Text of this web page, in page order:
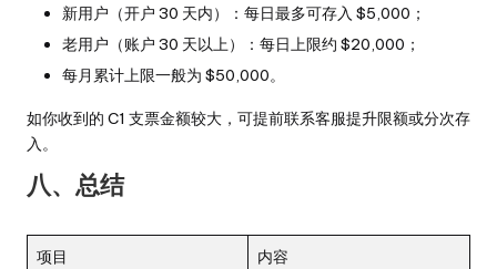
新用户（开户 30 天内）：每日最多可存入 $5,000；
老用户（账户 30 天以上）：每日上限约 $20,000；
每月累计上限一般为 $50,000。
如你收到的 C1 支票金额较大，可提前联系客服提升限额或分次存
入。
八、总结
项目 内容